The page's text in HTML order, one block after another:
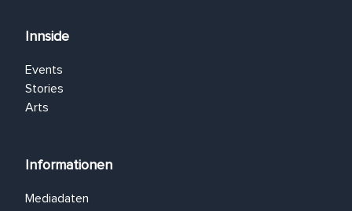
Innside
Events
Stories
Arts
Informationen
Mediadaten